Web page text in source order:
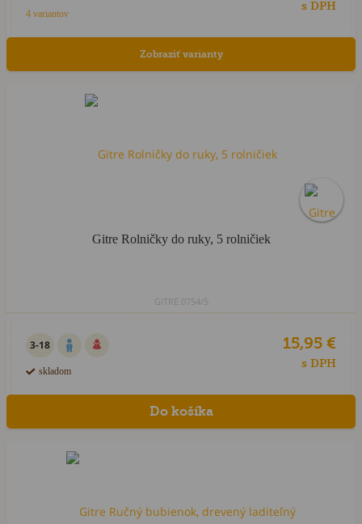
4 variantov
s DPH
Zobraziť varianty
Gitre Rolničky do ruky, 5 rolničiek
GITRE.0754/5
3-18
skladom
15,95 €
s DPH